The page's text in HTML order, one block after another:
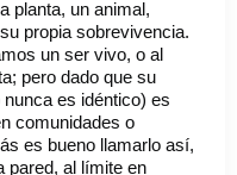
planta, un animal,
propia sobrevivencia.
un ser vivo, o al
pero dado que su
es idéntico) es
comunidades o
es bueno llamarlo así,
pared, al límite en